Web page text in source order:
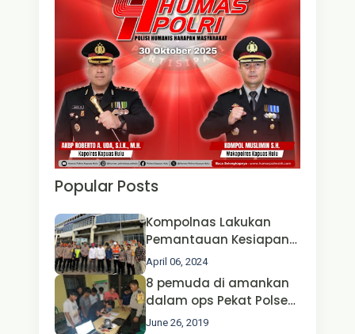
Popular Posts
Kompolnas Lakukan
Pemantauan Kesiapan
Operasi Ketupat 2024 di
Polda Jatim Bersama
Kapolri dan Menteri
Perhubungan
April 06, 2024
8 pemuda di amankan
dalam ops Pekat Polsek
Jongkong
June 26, 2019